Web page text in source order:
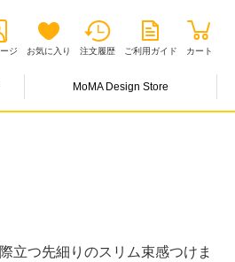
ジ お気に入り 注文履歴 ご利用ガイド カート
MoMA Design Store
立つ先細りのスリム束感つけま